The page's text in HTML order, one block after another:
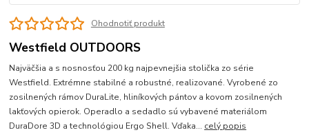
Ohodnotiť produkt
Westfield OUTDOORS
Najväčšia a s nosnosťou 200 kg najpevnejšia stolička zo série
Westfield. Extrémne stabilné a robustné, realizované. Vyrobené zo
zosilnených rámov DuraLite, hliníkových pántov a kovom zosilnených
lakťových opierok. Operadlo a sedadlo sú vybavené materiálom
DuraDore 3D a technológiou Ergo Shell. Vďaka... celý popis